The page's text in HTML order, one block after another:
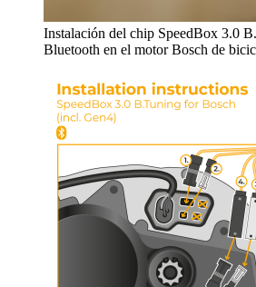
Instalación del chip SpeedBox 3.0
Bluetooth en el motor Bosch de